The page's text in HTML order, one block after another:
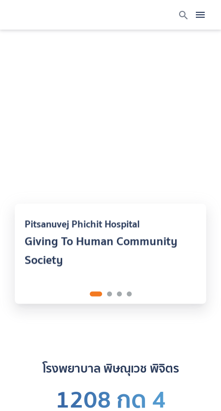
Pitsanuvej Phichit Hospital
Giving To Human Community
Society
โรงพยาบาล พิษณุเวช พิจิตร
1208 กด 4